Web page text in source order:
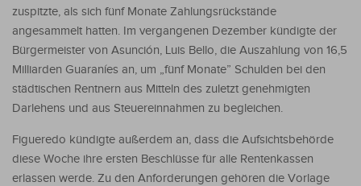
zuspitzte, als sich fünf Monate Zahlungsrückstände
angesammelt hatten. Im vergangenen Dezember kündigte der
Bürgermeister von Asunción, Luis Bello, die Auszahlung von 16,5
Milliarden Guaraníes an, um „fünf Monate” Schulden bei den
städtischen Rentnern aus Mitteln des zuletzt genehmigten
Darlehens und aus Steuereinnahmen zu begleichen.
Figueredo kündigte außerdem an, dass die Aufsichtsbehörde
diese Woche ihre ersten Beschlüsse für alle Rentenkassen
erlassen werde. Zu den Anforderungen gehören die Vorlage